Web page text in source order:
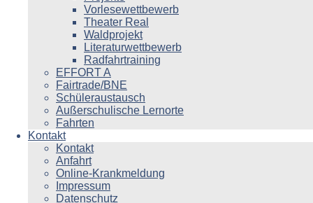
Vorlesewettbewerb
Theater Real
Waldprojekt
Literaturwettbewerb
Radfahrtraining
EFFORT A
Fairtrade/BNE
Schüleraustausch
Außerschulische Lernorte
Fahrten
Kontakt
Kontakt
Anfahrt
Online-Krankmeldung
Impressum
Datenschutz